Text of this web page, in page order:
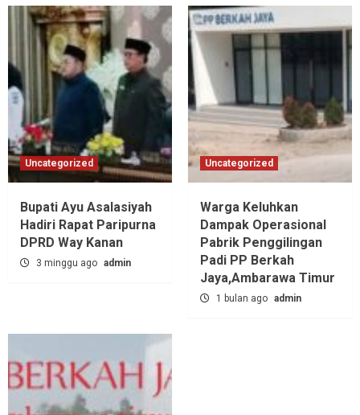
Uncategorized
Bupati Ayu Asalasiyah
Hadiri Rapat Paripurna
DPRD Way Kanan
3 minggu ago admin
Uncategorized
Warga Keluhkan
Dampak Operasional
Pabrik Penggilingan
Padi PP Berkah
Jaya,‎Ambarawa Timur
1 bulan ago admin